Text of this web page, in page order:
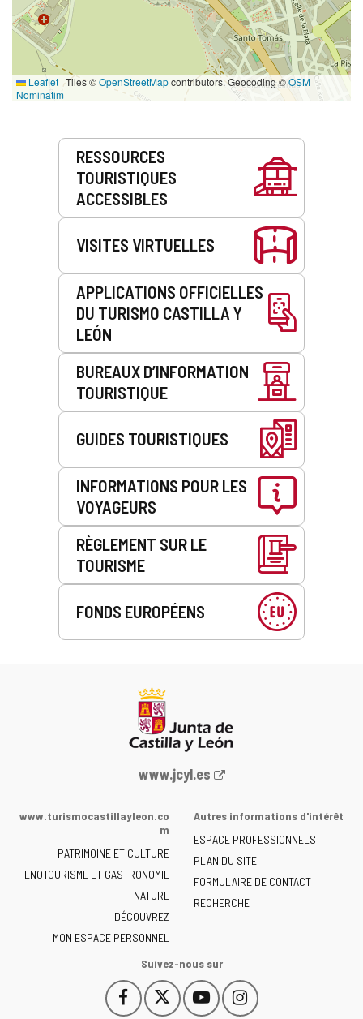
Leaflet |Tiles ©OpenStreetMapcontributors. Geocoding ©OSM
Nominatim
Prestations
RESSOURCES
TOURISTIQUES
ACCESSIBLES
VISITES VIRTUELLES
APPLICATIONS OFFICIELLES
DU TURISMO CASTILLA Y
LEÓN
BUREAUX D’INFORMATION
TOURISTIQUE
GUIDES TOURISTIQUES
INFORMATIONS POUR LES
VOYAGEURS
RÈGLEMENT SUR LE
TOURISME
FONDS EUROPÉENS
Portail
la
de
Castilla
y
León
-
www.jcyl.es
www.turismocastillayleon.co
m
PATRIMOINE ET CULTURE
ENOTOURISME ET GASTRONOMIE
NATURE
DÉCOUVREZ
MON ESPACE PERSONNEL
Autres informations d'intérêt
ESPACE PROFESSIONNELS
PLAN DU SITE
FORMULAIRE DE CONTACT
RECHERCHE
Suivez-nous sur
Facebook
Este
Este
YouTube
Este
Instagram
Este